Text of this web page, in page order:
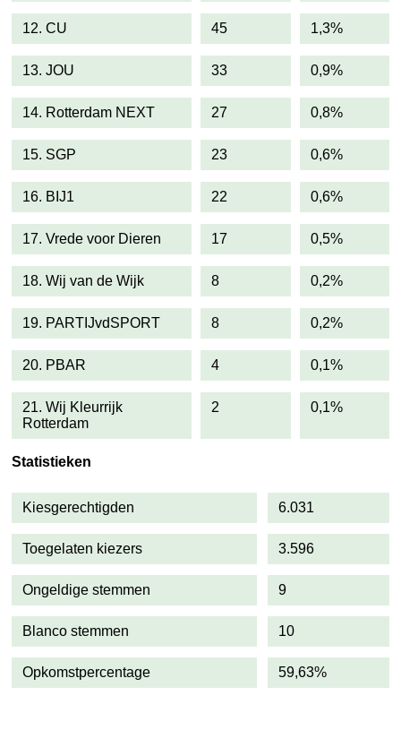
12. CU 45 1,3%
13. JOU 33 0,9%
14. Rotterdam NEXT 27 0,8%
15. SGP 23 0,6%
16. BIJ1 22 0,6%
17. Vrede voor Dieren 17 0,5%
18. Wij van de Wijk 8 0,2%
19. PARTIJvdSPORT 8 0,2%
20. PBAR 4 0,1%
21. Wij Kleurrijk
Rotterdam
2 0,1%
Statistieken
Kiesgerechtigden 6.031
Toegelaten kiezers 3.596
Ongeldige stemmen 9
Blanco stemmen 10
Opkomstpercentage 59,63%